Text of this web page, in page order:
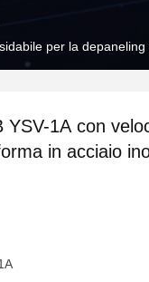
per la depaneling
YSV-1A con
in acciaio